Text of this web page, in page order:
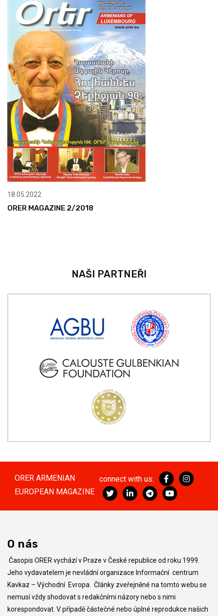
18.05.2022
ORER MAGAZINE 2/2018
NAŠI PARTNEŘI
ORER ARMENIAN
EUROPEAN MAGAZINE
connect with us:
O nás
Časopis ORER vychází v Praze v České republice od roku 1999.
Jeho vydavatelem je nevládní organizace Informační centrum
Kavkaz – Východní Evropa. Články zveřejněné na tomto webu se
nemusí vždy shodovat s redakčními názory nebo s nimi
korespondovat. V případě částečné nebo úplné reprodukce našich